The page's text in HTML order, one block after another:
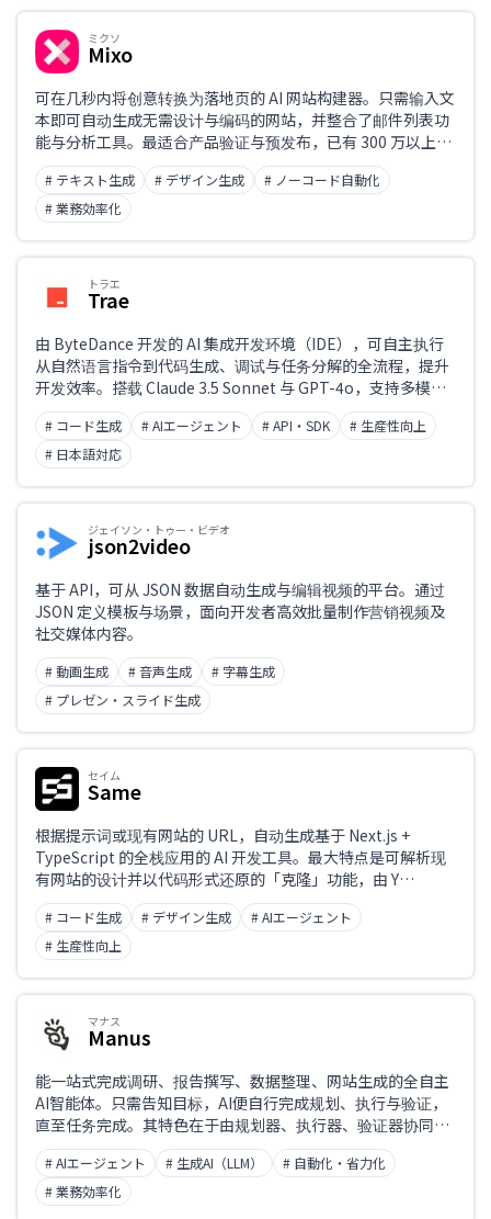
ミクソ
Mixo
可在几秒内将创意转换为落地页的 AI 网站构建器。只需输入文
本即可自动生成无需设计与编码的网站，并整合了邮件列表功
能与分析工具。最适合产品验证与预发布，已有 300 万以上的
建站实绩。
# テキスト生成 # デザイン生成
# ノーコード自動化
# 業務効率化
トラエ
Trae
由 ByteDance 开发的 AI 集成开发环境（IDE），可自主执行
从自然语言指令到代码生成、调试与任务分解的全流程，提升
开发效率。搭载 Claude 3.5 Sonnet 与 GPT-4o，支持多模态
输入及项目整体上下文理解。具备 Builder 模式与聊天功能，
提供实时辅助。目前免费开放，可无缝集成至基于 VS Code 的
环境中。
# コード生成 # AIエージェント # API・SDK
# 生産性向上
# 日本語対応
ジェイソン・トゥー・ビデオ
json2video
基于 API，可从 JSON 数据自动生成与编辑视频的平台。通过
JSON 定义模板与场景，面向开发者高效批量制作营销视频及
社交媒体内容。
# 動画生成 # 音声生成
# 字幕生成
# プレゼン・スライド生成
セイム
Same
根据提示词或现有网站的 URL，自动生成基于 Next.js +
TypeScript 的全栈应用的 AI 开发工具。最大特点是可解析现
有网站的设计并以代码形式还原的「克隆」功能，由 Y
Combinator 出身团队开发。已有超过 60 万名建设者使用，
可大幅加速原型设计与 MVP 开发。
# コード生成 # デザイン生成
# AIエージェント
# 生産性向上
マナス
Manus
能一站式完成调研、报告撰写、数据整理、网站生成的全自主
AI智能体。只需告知目标，AI便自行完成规划、执行与验证，
直至任务完成。其特色在于由规划器、执行器、验证器协同运
作的多智能体架构。
# AIエージェント # 生成AI（LLM）
# 自動化・省力化
# 業務効率化